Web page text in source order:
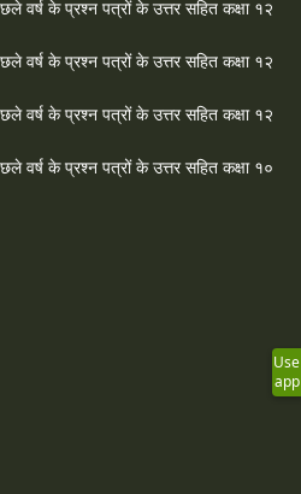
वर्ष के प्रश्न पत्रों के उत्तर सहित कक्षा १२
वर्ष के प्रश्न पत्रों के उत्तर सहित कक्षा १२
वर्ष के प्रश्न पत्रों के उत्तर सहित कक्षा १२
वर्ष के प्रश्न पत्रों के उत्तर सहित कक्षा १०
Use
app